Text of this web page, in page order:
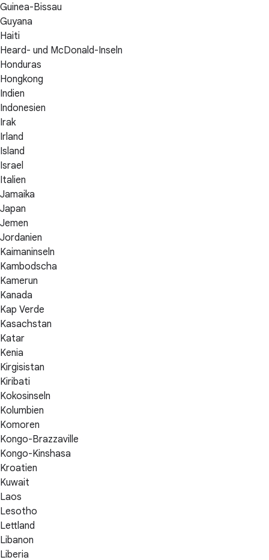
Guinea-Bissau
Guyana
Haiti
Heard- und McDonald-Inseln
Honduras
Hongkong
Indien
Indonesien
Irak
Irland
Island
Israel
Italien
Jamaika
Japan
Jemen
Jordanien
Kaimaninseln
Kambodscha
Kamerun
Kanada
Kap Verde
Kasachstan
Katar
Kenia
Kirgisistan
Kiribati
Kokosinseln
Kolumbien
Komoren
Kongo-Brazzaville
Kongo-Kinshasa
Kroatien
Kuwait
Laos
Lesotho
Lettland
Libanon
Liberia